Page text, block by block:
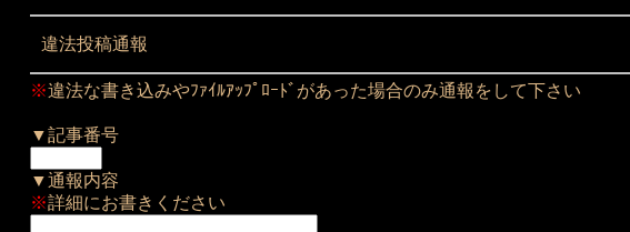
違法投稿通報
※違法な書き込みやﾌｧｲﾙｱｯﾌﾟﾛｰﾄﾞがあった場合のみ通報をして下さい
▼記事番号
▼通報内容
※詳細にお書きください